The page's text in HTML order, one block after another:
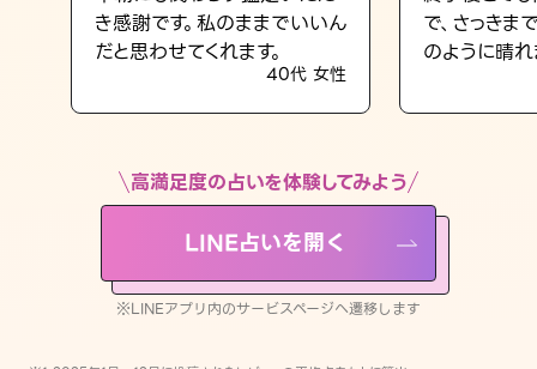
LINE占いを開く
※LINEアプリ内のサービスページへ遷移します
き感謝です。私のままでいいん
だと思わせてくれます。
40代 女性
で、さっき
のように晴れ
高満足度の占いを体験してみよう
LINE占いを開く
※LINEアプリ内のサービスページへ遷移します